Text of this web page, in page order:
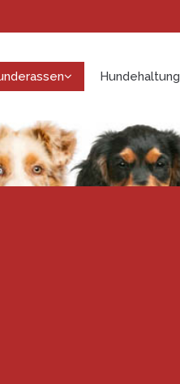
Hundehaltung